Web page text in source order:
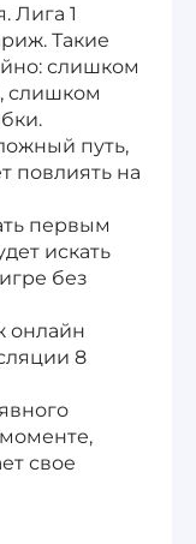
Лига 1
Такие
слишком
слишком
путь,
повлиять на
первым
искать
без
онлайн
8
свое